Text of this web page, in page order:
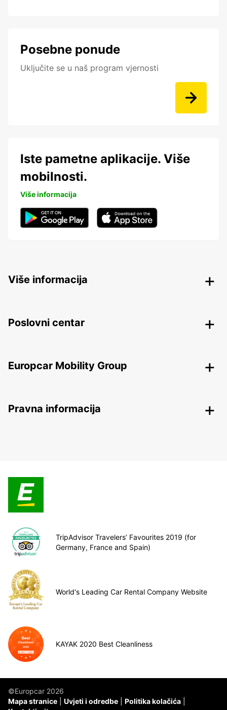
Posebne ponude
Uključite se u naš program vjernosti
Iste pametne aplikacije. Više
mobilnosti.
Više informacija
Više informacija
Poslovni centar
Europcar Mobility Group
Pravna informacija
TripAdvisor Travelers’ Favourites 2019 (for
Germany, France and Spain)
World's Leading Car Rental Company Website
KAYAK 2020 Best Cleanliness
©Europcar 2026
Mapa stranice
Uvjeti i odredbe
Politika kolačića